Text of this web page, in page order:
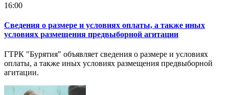
16:00
Сведения о размере и условиях оплаты, а также иных
условиях размещения предвыборной агитации
ГТРК "Бурятия" объявляет сведения о размере и условиях
оплаты, а также иных условиях размещения предвыборной
агитации.